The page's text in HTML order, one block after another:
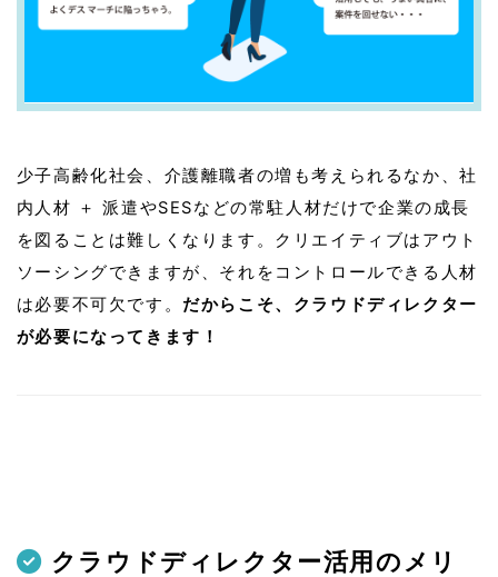
少子高齢化社会、介護離職者の増も考えられるなか、社
内人材 ＋ 派遣やSESなどの常駐人材だけで企業の成長
を図ることは難しくなります。クリエイティブはアウト
ソーシングできますが、それをコントロールできる人材
は必要不可欠です。 だからこそ、クラウドディレクター
が必要になってきます！
クラウドディレクター活用のメリ